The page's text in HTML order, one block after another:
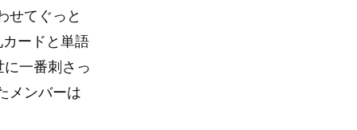
せてぐっと
ードと単語
一番刺さっ
メンバーは